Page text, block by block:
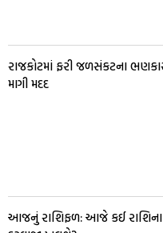
રાજકોટમાં ફરી જળસંકટના
માગી મદદ
આજનું રાશિફળ: આજે કઈ રાશિના